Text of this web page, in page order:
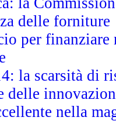
delle forniture
per finanziare
la scarsità di
delle
nella